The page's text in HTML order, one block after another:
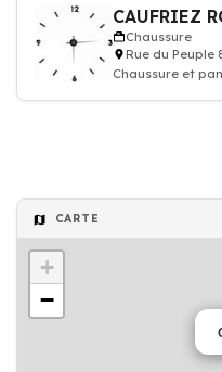
CAUFRIEZ
Chaussure
Rue du Peuple
Chaussure et
CARTE
+
−